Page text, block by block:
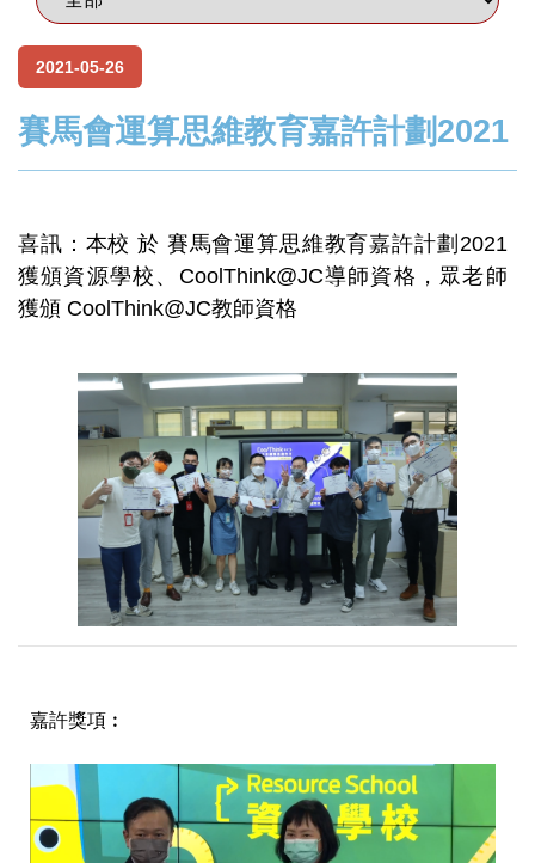
2021-05-26
賽馬會運算思維教育嘉許計劃2021
喜訊：本校 於 賽馬會運算思維教育嘉許計劃2021
獲頒資源學校、CoolThink@JC導師資格，眾老師
獲頒 CoolThink@JC教師資格
嘉許獎項︰